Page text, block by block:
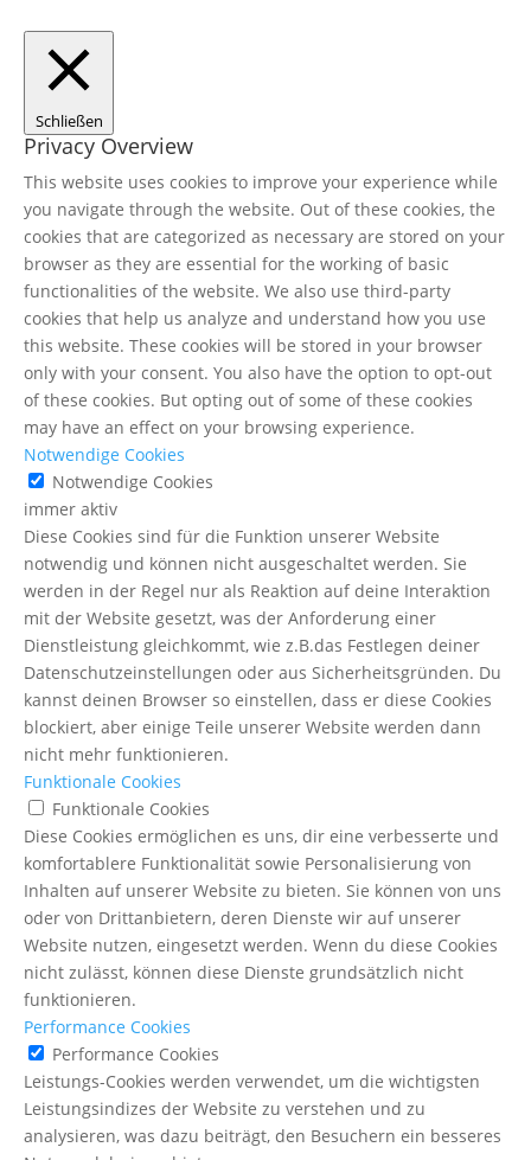
Schließen
Privacy Overview
This website uses cookies to improve your experience while
you navigate through the website. Out of these cookies, the
cookies that are categorized as necessary are stored on your
browser as they are essential for the working of basic
functionalities of the website. We also use third-party
cookies that help us analyze and understand how you use
this website. These cookies will be stored in your browser
only with your consent. You also have the option to opt-out
of these cookies. But opting out of some of these cookies
may have an effect on your browsing experience.
Notwendige Cookies
Notwendige Cookies
immer aktiv
Diese Cookies sind für die Funktion unserer Website
notwendig und können nicht ausgeschaltet werden. Sie
werden in der Regel nur als Reaktion auf deine Interaktion
mit der Website gesetzt, was der Anforderung einer
Dienstleistung gleichkommt, wie z.B.das Festlegen deiner
Datenschutzeinstellungen oder aus Sicherheitsgründen. Du
kannst deinen Browser so einstellen, dass er diese Cookies
blockiert, aber einige Teile unserer Website werden dann
nicht mehr funktionieren.
Funktionale Cookies
Funktionale Cookies
Diese Cookies ermöglichen es uns, dir eine verbesserte und
komfortablere Funktionalität sowie Personalisierung von
Inhalten auf unserer Website zu bieten. Sie können von uns
oder von Drittanbietern, deren Dienste wir auf unserer
Website nutzen, eingesetzt werden. Wenn du diese Cookies
nicht zulässt, können diese Dienste grundsätzlich nicht
funktionieren.
Performance Cookies
Performance Cookies
Leistungs-Cookies werden verwendet, um die wichtigsten
Leistungsindizes der Website zu verstehen und zu
analysieren, was dazu beiträgt, den Besuchern ein besseres